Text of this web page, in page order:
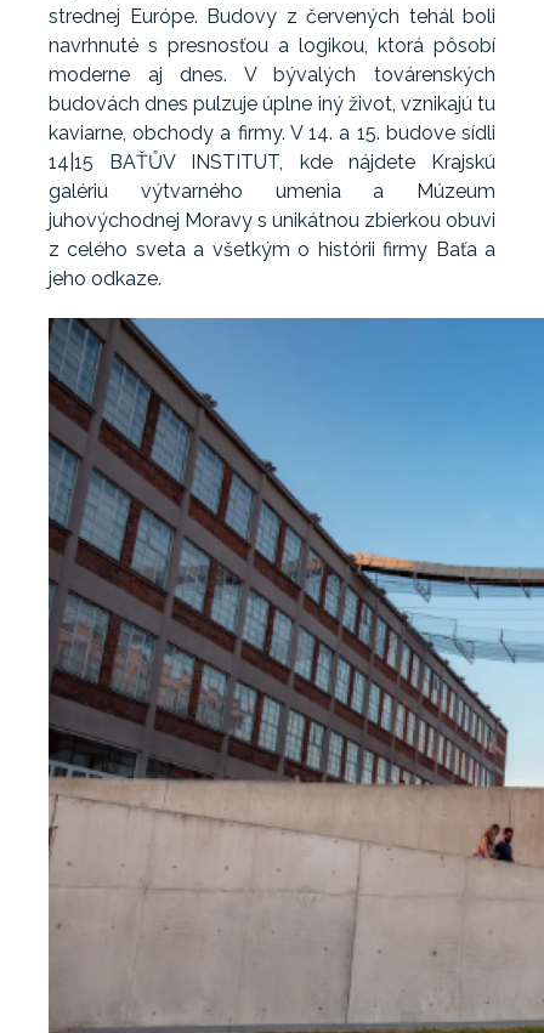
strednej Európe. Budovy z červených tehál boli
navrhnuté s presnosťou a logikou, ktorá pôsobí
moderne aj dnes. V bývalých továrenských
budovách dnes pulzuje úplne iný život, vznikajú tu
kaviarne, obchody a firmy. V 14. a 15. budove sídli
14|15 BAŤŮV INSTITUT, kde nájdete Krajskú
galériu výtvarného umenia a Múzeum
juhovýchodnej Moravy s unikátnou zbierkou obuvi
z celého sveta a všetkým o histórii firmy Baťa a
jeho odkaze.